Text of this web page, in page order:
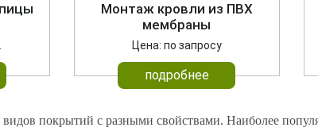
Монтаж кровли из ПВХ
мембраны
Цена: по запросу
подробнее
видов покрытий с разными свойствами. Наиболее